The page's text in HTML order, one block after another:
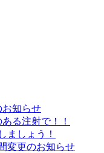
お知らせ
る注射で！！
ましょう！
変更のお知らせ